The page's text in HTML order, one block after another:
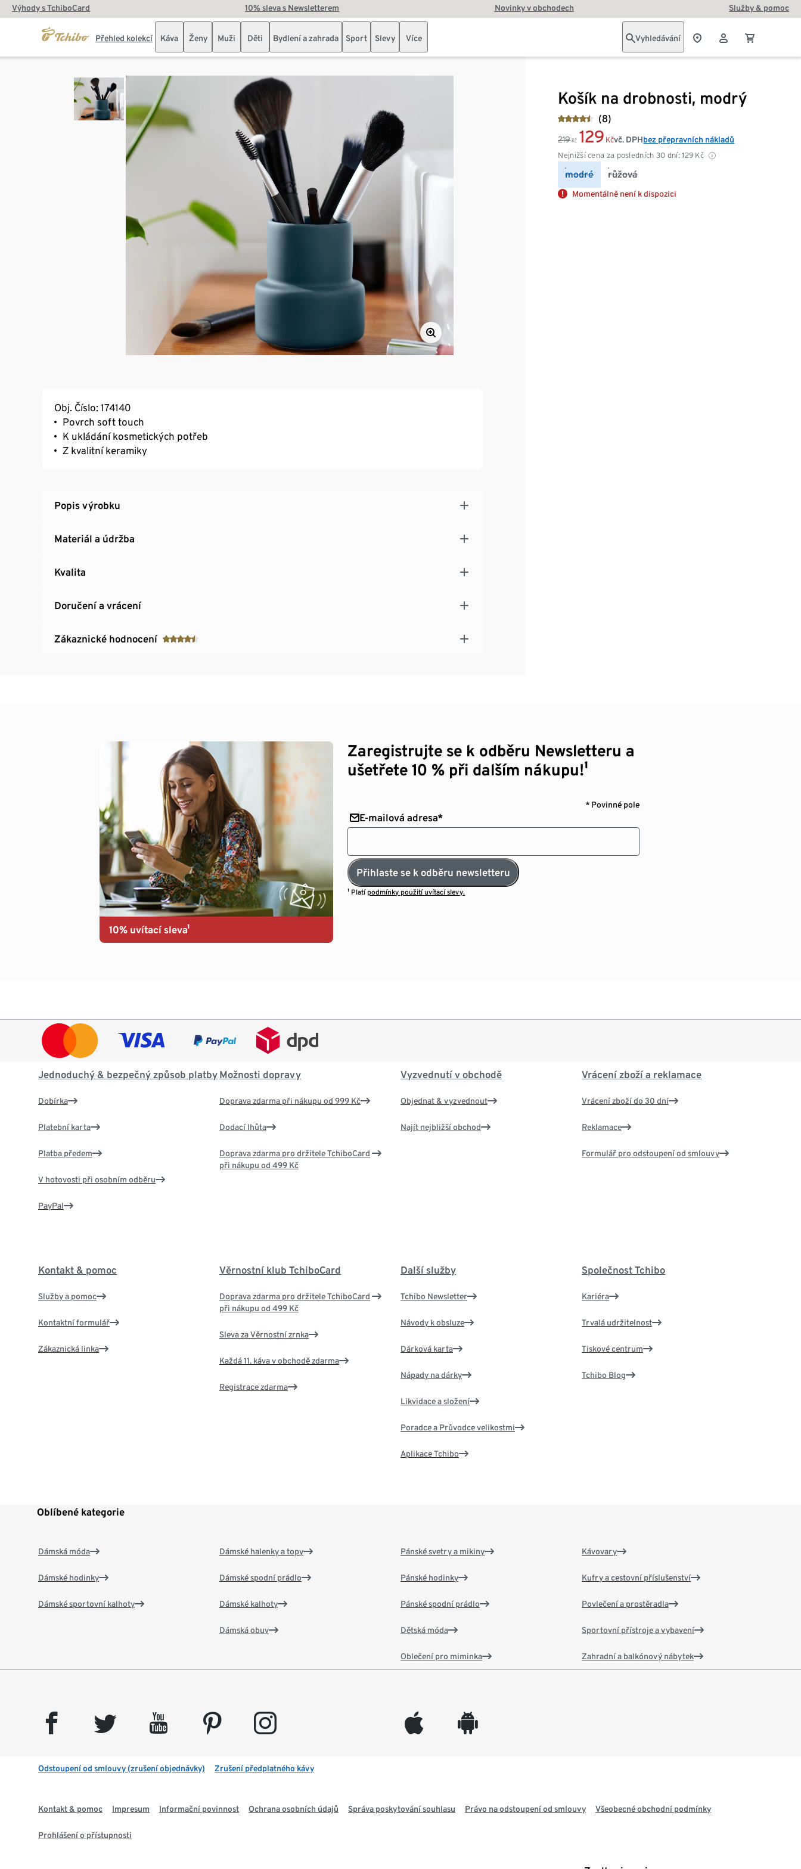
Výhody s TchiboCard 10% sleva s Newsletterem Novinky v obchodech Služby & pomoc
Přehled kolekcí Káva Ženy Muži Děti Bydlení a zahrada Sport Slevy Více Vyhledávání
Košík na drobnosti, modrý
(8)
219 Kč 129 Kč
Nejnižší cena za posledních 30 dní: 129 Kč
vč. DPHbez přepravních nákladů
modré růžová
Momentálně není k dispozici
Obj. Číslo: 174140
Povrch soft touch
K ukládání kosmetických potřeb
Z kvalitní keramiky
Popis výrobku
Materiál a údržba
Kvalita
Doručení a vrácení
Zákaznické hodnocení
10% uvítací sleva¹
Zaregistrujte se k odběru Newsletteru a
ušetřete 10 % při dalším nákupu!¹
* Povinné pole
E-mailová adresa*
Přihlaste se k odběru newsletteru
¹ Platí podmínky použití uvítací slevy.
Jednoduchý & bezpečný způsob platby
Dobírka
Platební karta
Platba předem
V hotovosti při osobním odběru
PayPal
Možnosti dopravy
Doprava zdarma při nákupu od 999 Kč
Dodací lhůta
Doprava zdarma pro držitele TchiboCard
při nákupu od 499 Kč
Vyzvednutí v obchodě
Objednat & vyzvednout
Najít nejbližší obchod
Vrácení zboží a reklamace
Vrácení zboží do 30 dní
Reklamace
Formulář pro odstoupení od smlouvy
Kontakt & pomoc
Služby a pomoc
Kontaktní formulář
Zákaznická linka
Věrnostní klub TchiboCard
Doprava zdarma pro držitele TchiboCard
při nákupu od 499 Kč
Sleva za Věrnostní zrnka
Každá 11. káva v obchodě zdarma
Registrace zdarma
Další služby
Tchibo Newsletter
Návody k obsluze
Dárková karta
Nápady na dárky
Likvidace a složení
Poradce a Průvodce velikostmi
Aplikace Tchibo
Společnost Tchibo
Kariéra
Trvalá udržitelnost
Tiskové centrum
Tchibo Blog
Oblíbené kategorie
Dámská móda
Dámské hodinky
Dámské sportovní kalhoty
Dámské halenky a topy
Dámské spodní prádlo
Dámské kalhoty
Dámská obuv
Pánské svetry a mikiny
Pánské hodinky
Pánské spodní prádlo
Dětská móda
Oblečení pro miminka
Kávovary
Kufry a cestovní příslušenství
Povlečení a prostěradla
Sportovní přístroje a vybavení
Zahradní a balkónový nábytek
facebook twitter youtube pinterest instagram appleinc android
Odstoupení od smlouvy (zrušení objednávky) Zrušení předplatného kávy
Kontakt & pomoc Impresum Informační povinnost Ochrana osobních údajů Správa poskytování souhlasu Právo na odstoupení od smlouvy Všeobecné obchodní podmínky
Prohlášení o přístupnosti